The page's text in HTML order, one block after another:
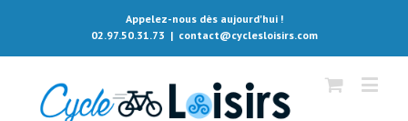
Appelez-nous dès aujourd'hui !
02.97.50.31.73 | contact@cyclesloisirs.com